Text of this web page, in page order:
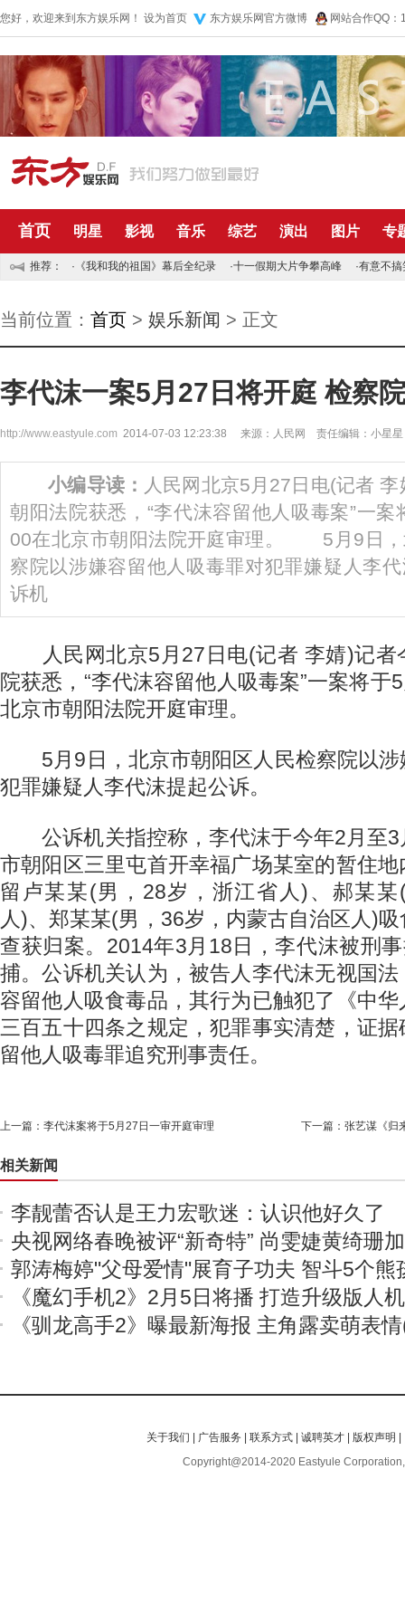
您好，欢迎来到东方娱乐网！ 设为首页 东方娱乐网官方微博 网站合作QQ
首页 明星 影视 音乐 综艺 演出 图片 专
推荐： · 《我和我的祖国》幕后全纪录 ·十一假期大片争攀高峰 ·有意不搞
当前位置： 首页 > 娱乐新闻 > 正文
李代沫一案5月27日将开庭 检察
http://www.eastyule.com 2014-07-03 12:23:38 来源：人民网 责任编辑：小星星
小编导读： 人民网北京5月27日电(记者
朝阳法院获悉，“李代沫容留他人吸毒案”一
00在北京市朝阳法院开庭审理。 5月9日，
察院以涉嫌容留他人吸毒罪对犯罪嫌疑人
诉机
人民网北京5月27日电(记者 李婧)记者
院获悉，“李代沫容留他人吸毒案”一案将于
北京市朝阳法院开庭审理。
5月9日，北京市朝阳区人民检察院以涉
犯罪嫌疑人李代沫提起公诉。
公诉机关指控称，李代沫于今年2月至3
市朝阳区三里屯首开幸福广场某室的暂住
留卢某某(男，28岁，浙江省人)、郝某
人)、郑某某(男，36岁，内蒙古自治区人)
查获归案。2014年3月18日，李代沫被刑
捕。公诉机关认为，被告人李代沫无视国
容留他人吸食毒品，其行为已触犯了《中
三百五十四条之规定，犯罪事实清楚，证
留他人吸毒罪追究刑事责任。
上一篇： 李代沫案将于5月27日一审开庭审理 下一篇： 张艺谋《归
相关新闻
李靓蕾否认是王力宏歌迷：认识他好久了
央视网络春晚被评“新奇特” 尚雯婕黄绮珊
郭涛梅婷"父母爱情"展育子功夫 智斗5个熊
《魔幻手机2》2月5日将播 打造升级版人
《驯龙高手2》曝最新海报 主角露卖萌表
关于我们 广告服务 |联系方式 |诚聘英才 版权声明
Copyright@2014-2020 Eastyule